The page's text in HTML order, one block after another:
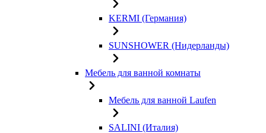
KERMI (Германия)
SUNSHOWER (Нидерланды)
Мебель для ванной комнаты
Мебель для ванной Laufen
SALINI (Италия)